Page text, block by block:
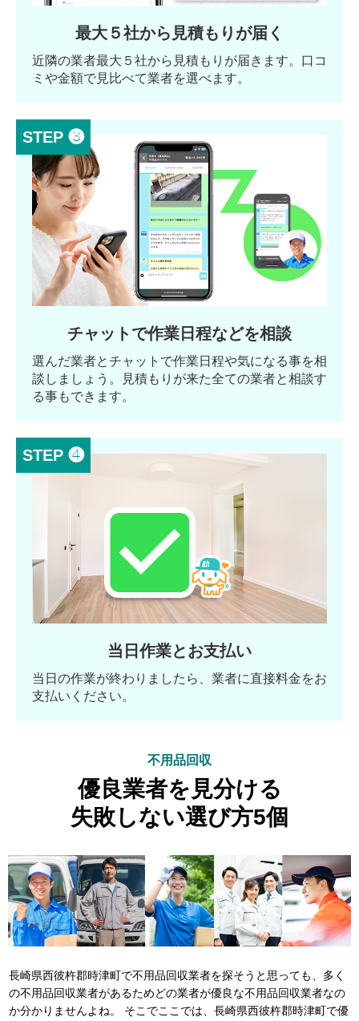
最大５社から見積もりが届く
近隣の業者最大５社から見積もりが届きます。口コ
ミや金額で見比べて業者を選べます。
STEP ❸
チャットで作業日程などを相談
選んだ業者とチャットで作業日程や気になる事を相
談しましょう。見積もりが来た全ての業者と相談す
る事もできます。
STEP ❹
当日作業とお支払い
当日の作業が終わりましたら、業者に直接料金をお
支払いください。
不用品回収
優良業者を見分ける
失敗しない選び方5個
長崎県西彼杵郡時津町で不用品回収業者を探そうと思っても、多く
の不用品回収業者があるためどの業者が優良な不用品回収業者なの
か分かりませんよね。 そこでここでは、長崎県西彼杵郡時津町で優